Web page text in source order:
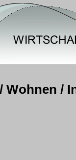
Wohnen /